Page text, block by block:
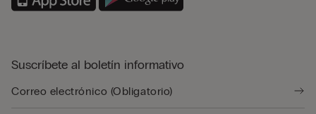
Suscríbete al boletín informativo